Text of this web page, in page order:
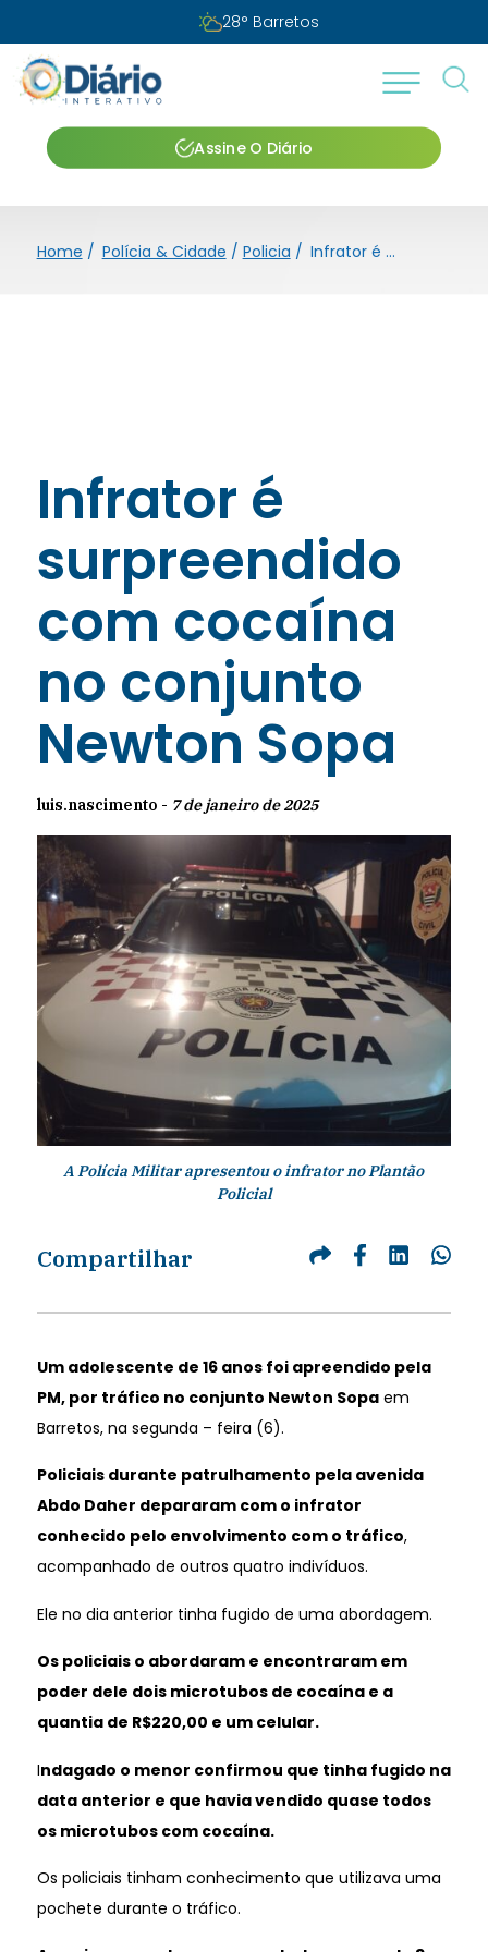
28° Barretos
Assine O Diário
Home / Polícia & Cidade / Policia / Infrator é surpreendido com cocaína no conjunto Newton Sopa
Infrator é
surpreendido
com cocaína
no conjunto
Newton Sopa
luis.nascimento - 7 de janeiro de 2025
A Polícia Militar apresentou o infrator no Plantão
Policial
Compartilhar
Um adolescente de 16 anos foi apreendido pela
PM, por tráfico no conjunto Newton Sopaem
Barretos, na segunda – feira (6).
Policiais durante patrulhamento pela avenida
Abdo Daher depararam com o infrator
conhecido pelo envolvimento com o tráfico,
acompanhado de outros quatro indivíduos.
Ele no dia anterior tinha fugido de uma abordagem.
Os policiais o abordaram e encontraram em
poder dele dois microtubos de cocaína e a
quantia de R$220,00 e um celular.
Indagado o menor confirmou que tinha fugido na
data anterior e que havia vendido quase todos
os microtubos com cocaína.
Os policiais tinham conhecimento que utilizava uma
pochete durante o tráfico.